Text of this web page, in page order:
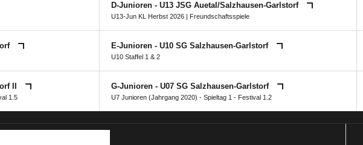
D-Junioren - U13 JSG Auetal/​Salzhausen-Garlstorf
U13-Jun KL Herbst 2026| Freundschaftsspiele
E-Junioren - U10 SG Salzhausen-Garlstorf
U10 Staffel 1 & 2
II
1.5
G-Junioren - U07 SG Salzhausen-Garlstorf
U7 Junioren (Jahrgang 2020) - Spieltag 1 - Festival 1.2